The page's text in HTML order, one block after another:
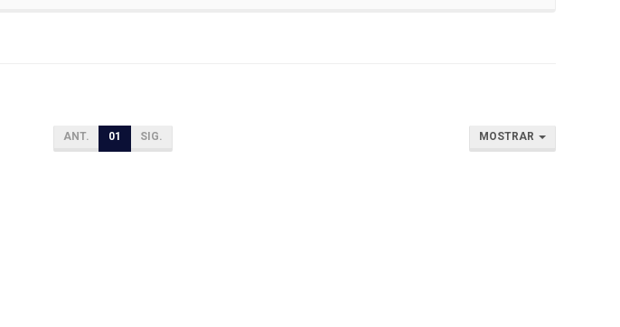
ANT. 01 SIG. MOSTRAR